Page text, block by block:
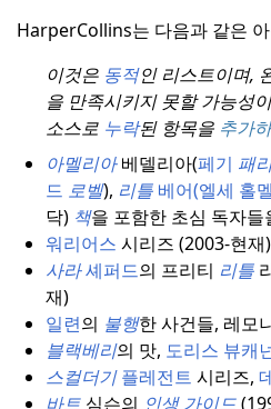
HarperCollins는 다음과 같은
이것은 동적인 리스트이며,
을 만족시키지 못할 가능성
소스로 누락된 항목을 추가
아멜리아베델리아(페기 패
드 로벨), 리틀 베어(엘세 홀
닥) 책을 포함한 초심 독자들
워리어스 시리즈 (2003-현재)
사라 셰퍼드의 프리티 리틀
재)
일련의 불행한 사건들, 레모
블랙베리의 맛, 도리스 뷰캐
스컬더기 플레전트 시리즈,
바트 심슨의 인생 가이드